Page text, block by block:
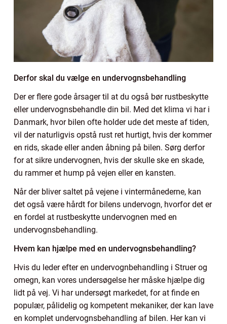
Derfor skal du vælge en undervognsbehandling
Der er flere gode årsager til at du også bør rustbeskytte
eller undervognsbehandle din bil. Med det klima vi har i
Danmark, hvor bilen ofte holder ude det meste af tiden,
vil der naturligvis opstå rust ret hurtigt, hvis der kommer
en rids, skade eller anden åbning på bilen. Sørg derfor
for at sikre undervognen, hvis der skulle ske en skade,
du rammer et hump på vejen eller en kansten.
Når der bliver saltet på vejene i vintermånederne, kan
det også være hårdt for bilens undervogn, hvorfor det er
en fordel at rustbeskytte undervognen med en
undervognsbehandling.
Hvem kan hjælpe med en undervognsbehandling?
Hvis du leder efter en undervognbehandling i Struer og
omegn, kan vores undersøgelse her måske hjælpe dig
lidt på vej. Vi har undersøgt markedet, for at finde en
populær, pålidelig og kompetent mekaniker, der kan lave
en komplet undervognsbehandling af bilen. Her kan vi